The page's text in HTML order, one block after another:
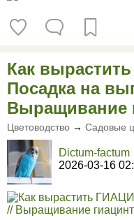
Как
Посадка на
Выращивание
Цветоводство → Садовые
Dictum-factum
2026-03-16